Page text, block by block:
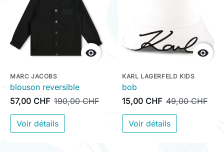

MARC JACOBS
blouson reversible
57,00 CHF 190,00 CHF
Voir détails

KARL LAGERFELD KIDS
bob
15,00 CHF 49,00 CHF
Voir détails